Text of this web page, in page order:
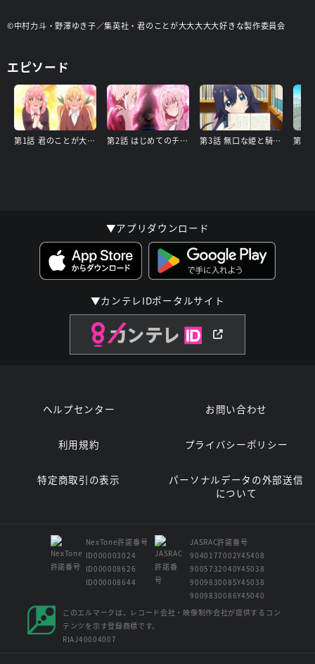
©中村力斗・野澤ゆき子／集英社・君のことが大大大大大好きな製作委員会
エピソード
第1話 君のことが大大大大大好きな2人の彼女（あと98人） 第2話 はじめてのチュウ 第3話 無口な姫と騎士と武士
▼アプリダウンロード
▼カンテレIDポータルサイト
ヘルプセンター お問い合わせ
利用規約 プライバシーポリシー
特定商取引の表示
パーソナルデータの外部送信
について
NexTone許諾番号
ID000003024
ID000008626
ID000008644
JASRAC許諾番号
9040177002Y45408
9005732040Y45038
9009830085Y45038
9009830086Y45040
このエルマークは、レコード会社・映像制作会社が提供するコン
テンツを示す登録商標です。
RIAJ40004007